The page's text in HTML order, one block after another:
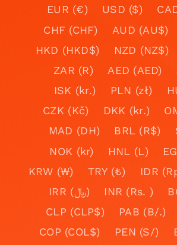
EUR (€) USD ($)
CHF (CHF)
AUD (AU$)
HKD (HKD$)
NZD (NZ$)
ZAR (R)
AED (AED)
ISK (kr.)
PLN (zł)
CZK (Kč)
DKK (kr.)
MAD (DH)
BRL (R$)
NOK (kr)
HNL (L)
KRW (₩)
TRY (₺) IDR
IRR (﷼)
INR (Rs. )
CLP (CLP$)
PAB (B/.)
COP (COL$)
PEN (S/)